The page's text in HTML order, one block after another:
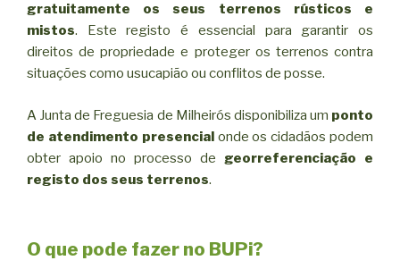
gratuitamente os seus terrenos rústicos e
mistos. Este registo é essencial para garantir os
direitos de propriedade e proteger os terrenos contra
situações como usucapião ou conflitos de posse.
A Junta de Freguesia de Milheirós disponibiliza um ponto
de atendimento presencialonde os cidadãos podem
obter apoio no processo de georreferenciação e
registo dos seus terrenos.
O que pode fazer no BUPi?